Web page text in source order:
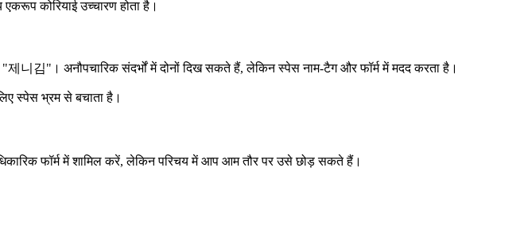
कोरियाई उच्चारण होता है।
니김"। अनौपचारिक संदर्भों में दोनों दिख सकते हैं, लेकिन स्पेस नाम-टैग और फॉर्म में मदद करता है।
स्पेस भ्रम से बचाता है।
फॉर्म में शामिल करें, लेकिन परिचय में आप आम तौर पर उसे छोड़ सकते हैं।